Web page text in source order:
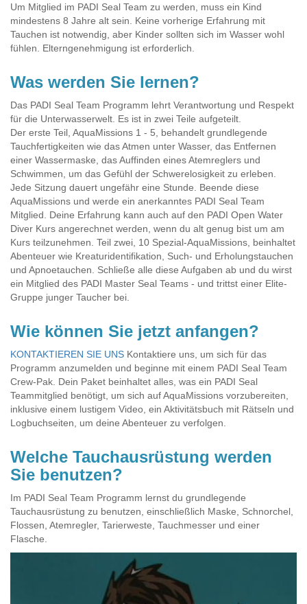
Um Mitglied im PADI Seal Team zu werden, muss ein Kind
mindestens 8 Jahre alt sein. Keine vorherige Erfahrung mit
Tauchen ist notwendig, aber Kinder sollten sich im Wasser wohl
fühlen. Elterngenehmigung ist erforderlich.
Was werden Sie lernen?
Das PADI Seal Team Programm lehrt Verantwortung und Respekt
für die Unterwasserwelt. Es ist in zwei Teile aufgeteilt.
Der erste Teil, AquaMissions 1 - 5, behandelt grundlegende
Tauchfertigkeiten wie das Atmen unter Wasser, das Entfernen
einer Wassermaske, das Auffinden eines Atemreglers und
Schwimmen, um das Gefühl der Schwerelosigkeit zu erleben.
Jede Sitzung dauert ungefähr eine Stunde. Beende diese
AquaMissions und werde ein anerkanntes PADI Seal Team
Mitglied. Deine Erfahrung kann auch auf den PADI Open Water
Diver Kurs angerechnet werden, wenn du alt genug bist um am
Kurs teilzunehmen. Teil zwei, 10 Spezial-AquaMissions, beinhaltet
Abenteuer wie Kreaturidentifikation, Such- und Erholungstauchen
und Apnoetauchen. Schließe alle diese Aufgaben ab und du wirst
ein Mitglied des PADI Master Seal Teams - und trittst einer Elite-
Gruppe junger Taucher bei.
Wie können Sie jetzt anfangen?
KONTAKTIEREN SIE UNS Kontaktiere uns, um sich für das
Programm anzumelden und beginne mit einem PADI Seal Team
Crew-Pak. Dein Paket beinhaltet alles, was ein PADI Seal
Teammitglied benötigt, um sich auf AquaMissions vorzubereiten,
inklusive einem lustigem Video, ein Aktivitätsbuch mit Rätseln und
Logbuchseiten, um deine Abenteuer zu verfolgen.
Welche Tauchausrüstung werden
Sie benutzen?
Im PADI Seal Team Programm lernst du grundlegende
Tauchausrüstung zu benutzen, einschließlich Maske, Schnorchel,
Flossen, Atemregler, Tarierweste, Tauchmesser und einer
Flasche.